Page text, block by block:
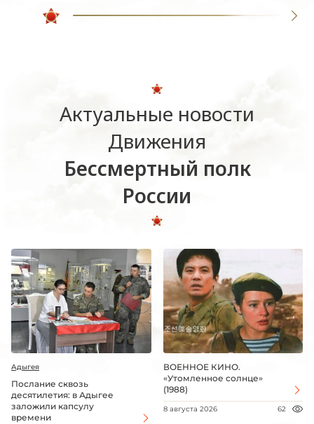
Актуальные новости
Движения
Бессмертный полк
России
Адыгея
Послание сквозь
десятилетия: в Адыгее
заложили капсулу
времени
ВОЕННОЕ КИНО.
«Утомленное солнце»
(1988)
8 августа 2026 62